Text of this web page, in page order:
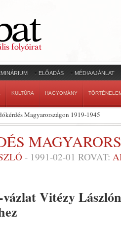
ELŐADÁS MÉDIAAJÁNLAT
KULTÚRA HAGYOMÁNY
Magyarországon 1919-1945
- 1991-02-01 ROVAT:
Vitézy